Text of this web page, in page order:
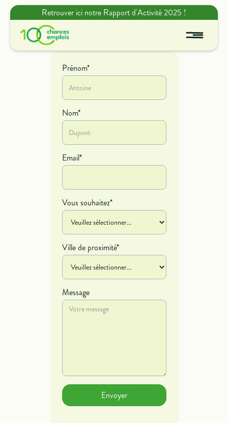
Retrouver ici notre Rapport d'Activité 2025 !
Prénom*
Nom*
Email*
Vous souhaitez*
Ville de proximité*
Message